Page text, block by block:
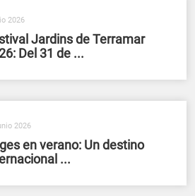
2026
Jardins de Terramar
Del 31 de ...
2026
en verano: Un destino
...